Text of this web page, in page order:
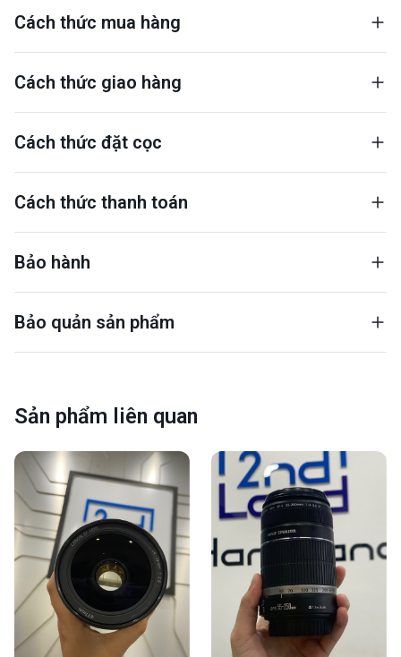
Cách thức mua hàng
Cách thức giao hàng
Cách thức đặt cọc
Cách thức thanh toán
Bảo hành
Bảo quản sản phẩm
Sản phẩm liên quan